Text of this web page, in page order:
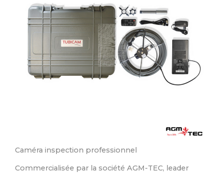
Caméra inspection professionnel
Commercialisée par la société AGM-TEC, leader